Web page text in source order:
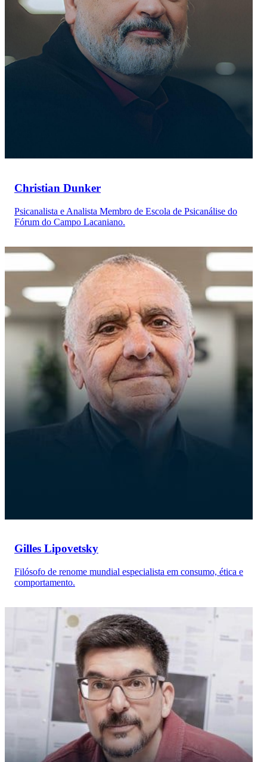
Christian Dunker
Psicanalista e Analista Membro de Escola de Psicanálise do
Fórum do Campo Lacaniano.
Gilles Lipovetsky
Filósofo de renome mundial especialista em consumo, ética e
comportamento.